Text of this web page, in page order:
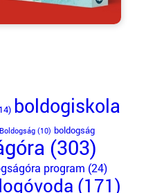
boldogiskola
Boldogság(10) boldogság
(303)
program (24)
(171)